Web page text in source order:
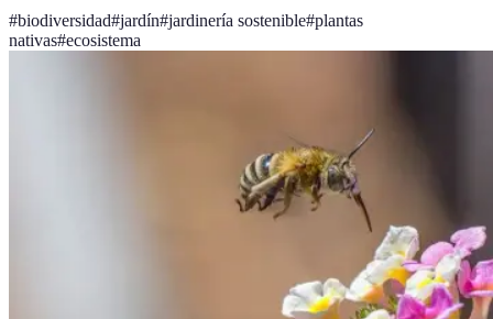
#biodiversidad#jardín#jardinería sostenible#plantas
nativas#ecosistema